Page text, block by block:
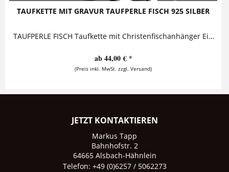
TAUFKETTE MIT GRAVUR TAUFPERLE FISCH 925 SILBER
TAUFPERLE FISCH Taufkette mit Christenfischanhänger Eine Taufperle, auf die ein Name und ein Geburts- oder Taufdatum geprägt ist, baumelt...
ab 44,00 € *
(Preis inkl. MwSt. zzgl. Versand)
JETZT KONTAKTIEREN
Markus Tapp
Bahnhofstr. 2
64665 Alsbach-Hähnlein
Telefon: +49 (0)6257 / 5062273